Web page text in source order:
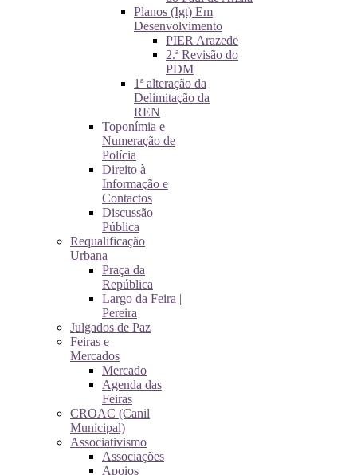
Planos (Igt) Em
Desenvolvimento
PIER Arazede
2.ª Revisão do
PDM
1ª alteração da
Delimitação da
REN
Toponímia e
Numeração de
Polícia
Direito à
Informação e
Contactos
Discussão
Pública
Requalificação
Urbana
Praça da
República
Largo da Feira |
Pereira
Julgados de Paz
Feiras e
Mercados
Mercado
Agenda das
Feiras
CROAC (Canil
Municipal)
Associativismo
Associações
Apoios